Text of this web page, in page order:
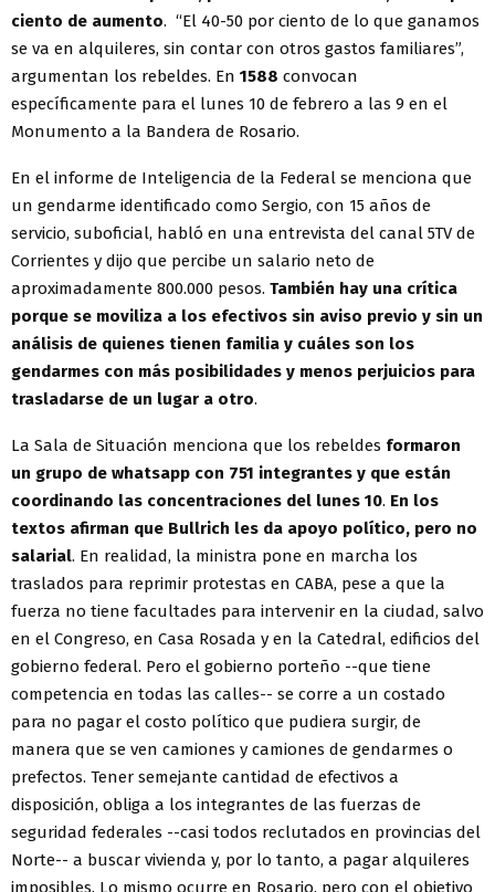
ciento de aumento. “El 40-50 por ciento de lo que ganamos
se va en alquileres, sin contar con otros gastos familiares”,
argumentan los rebeldes. En 1588 convocan
específicamente para el lunes 10 de febrero a las 9 en el
Monumento a la Bandera de Rosario.
En el informe de Inteligencia de la Federal se menciona que
un gendarme identificado como Sergio, con 15 años de
servicio, suboficial, habló en una entrevista del canal 5TV de
Corrientes y dijo que percibe un salario neto de
aproximadamente 800.000 pesos. También hay una crítica
porque se moviliza a los efectivos sin aviso previo y sin un
análisis de quienes tienen familia y cuáles son los
gendarmes con más posibilidades y menos perjuicios para
trasladarse de un lugar a otro.
La Sala de Situación menciona que los rebeldes formaron
un grupo de whatsapp con 751 integrantes y que están
coordinando las concentraciones del lunes 10. En los
textos afirman que Bullrich les da apoyo político, pero no
salarial. En realidad, la ministra pone en marcha los
traslados para reprimir protestas en CABA, pese a que la
fuerza no tiene facultades para intervenir en la ciudad, salvo
en el Congreso, en Casa Rosada y en la Catedral, edificios del
gobierno federal. Pero el gobierno porteño --que tiene
competencia en todas las calles-- se corre a un costado
para no pagar el costo político que pudiera surgir, de
manera que se ven camiones y camiones de gendarmes o
prefectos. Tener semejante cantidad de efectivos a
disposición, obliga a los integrantes de las fuerzas de
seguridad federales --casi todos reclutados en provincias del
Norte-- a buscar vivienda y, por lo tanto, a pagar alquileres
imposibles. Lo mismo ocurre en Rosario, pero con el objetivo